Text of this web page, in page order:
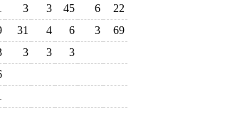
3 3 45 6
22
31 4 6 3
69
3 3
3